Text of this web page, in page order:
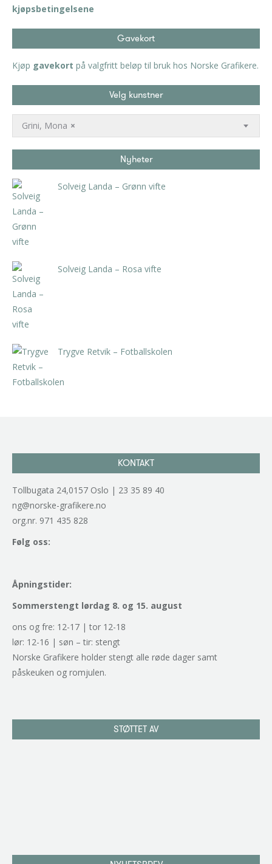
kjøpsbetingelsene
Gavekort
Kjøp gavekort på valgfritt beløp til bruk hos Norske Grafikere.
Velg kunstner
×
Grini, Mona
Nyheter
Solveig Landa – Grønn vifte
Solveig Landa – Rosa vifte
Trygve Retvik – Fotballskolen
KONTAKT
Tollbugata 24,0157 Oslo | 23 35 89 40
ng@norske-grafikere.no
org.nr. 971 435 828
Følg oss:
Åpningstider:
Sommerstengt lørdag 8. og 15. august
ons og fre: 12-17 | tor 12-18
lør: 12-16 | søn – tir: stengt
Norske Grafikere holder stengt alle røde dager samt
påskeuken og romjulen.
STØTTET AV